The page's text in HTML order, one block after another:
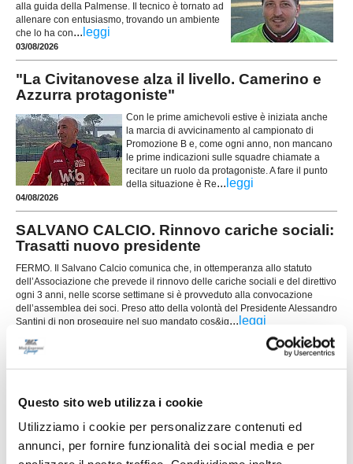
Questo sito web utilizza i cookie
Utilizziamo i cookie per personalizzare contenuti ed
annunci, per fornire funzionalità dei social media e per
alla guida della Palmense. Il tecnico è tornato ad
allenare con entusiasmo, trovando un ambiente
che lo ha con... leggi
03/08/2026
"La Civitanovese alza il livello. Camerino e
Azzurra protagoniste"
Con le prime amichevoli estive è iniziata anche
la marcia di avvicinamento al campionato di
Promozione B e, come ogni anno, non mancano
le prime indicazioni sulle squadre chiamate a
recitare un ruolo da protagoniste. A fare il punto
della situazione è Re... leggi
04/08/2026
SALVANO CALCIO. Rinnovo cariche sociali:
Trasatti nuovo presidente
FERMO. Il Salvano Calcio comunica che, in ottemperanza allo statuto
dell’Associazione che prevede il rinnovo delle cariche sociali e del direttivo
ogni 3 anni, nelle scorse settimane si è provveduto alla convocazione
dell’assemblea dei soci. Preso atto della volontà del Presidente Alessandro
Santini di non proseguire nel suo mandato cos&ig... leggi
POLISP. PETRUS. Panchina a Francesco
MONSAMPIETRO MORICO. La Polisportiva
iniziative organizzate in paese, tra cui il corso di
tennis e di yoga, si accinge a iniziare la nuova
stagione calcistica. Il nuovo allenatore sarà